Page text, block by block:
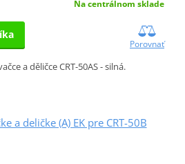
Na centrálnom sklade
Porovnať
a děličce CRT-50AS - silná.
a deličke (A) EK pre CRT-50B